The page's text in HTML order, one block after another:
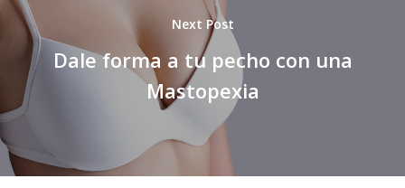
Next Post
Dale forma a tu pecho con una
Mastopexia